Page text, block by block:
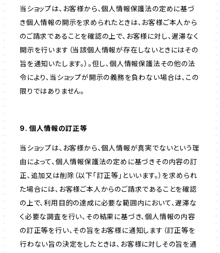
当ショップは、お客様から、個人情報保護法の定めに基づ
き個人情報の開示を求められたときは、お客様ご本人から
のご請求であることを確認の上で、お客様に対し、遅滞なく
開示を行います（当該個人情報が存在しないときにはその
旨を通知いたします。）。但し、個人情報保護法その他の法
令により、当ショップが開示の義務を負わない場合は、この
限りではありません。
9. 個人情報の訂正等
当ショップは、お客様から、個人情報が真実でないという理
由によって、個人情報保護法の定めに基づきその内容の訂
正、追加又は削除（以下「訂正等」といいます。）を求められ
た場合には、お客様ご本人からのご請求であることを確認
の上で、利用目的の達成に必要な範囲内において、遅滞な
く必要な調査を行い、その結果に基づき、個人情報の内容
の訂正等を行い、その旨をお客様に通知します（訂正等を
行わない旨の決定をしたときは、お客様に対しその旨を通